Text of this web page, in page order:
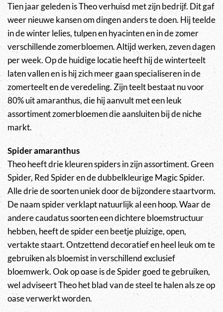
Tien jaar geleden is Theo verhuisd met zijn bedrijf. Dit gaf
weer nieuwe kansen om dingen anders te doen. Hij teelde
in de winter lelies, tulpen en hyacinten en in de zomer
verschillende zomerbloemen. Altijd werken, zeven dagen
per week. Op de huidige locatie heeft hij de winterteelt
laten vallen en is hij zich meer gaan specialiseren in de
zomerteelt en de veredeling. Zijn teelt bestaat nu voor
80% uit amaranthus, die hij aanvult met een leuk
assortiment zomerbloemen die aansluiten bij de niche
markt.
Spider amaranthus
Theo heeft drie kleuren spiders in zijn assortiment. Green
Spider, Red Spider en de dubbelkleurige Magic Spider.
Alle drie de soorten uniek door de bijzondere staartvorm.
De naam spider verklapt natuurlijk al een hoop. Waar de
andere caudatus soorten een dichtere bloemstructuur
hebben, heeft de spider een beetje pluizige, open,
vertakte staart. Ontzettend decoratief en heel leuk om te
gebruiken als bloemist in verschillend exclusief
bloemwerk. Ook op oase is de Spider goed te gebruiken,
wel adviseert Theo het blad van de steel te halen als ze op
oase verwerkt worden.